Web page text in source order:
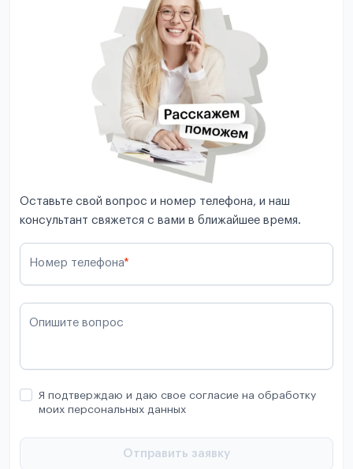
Оставьте свой вопрос и номер телефона, и наш
консультант свяжется с вами в ближайшее время.
Номер телефона*
Опишите вопрос
Я подтверждаю и даю свое согласие на обработку
моих персональных данных
Отправить заявку